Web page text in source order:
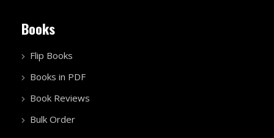
Books
Flip Books
Books in PDF
Book Reviews
Bulk Order